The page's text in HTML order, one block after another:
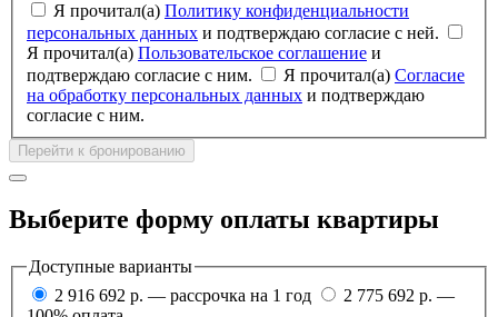
Я прочитал(а) Политику конфиденциальности
персональных данных и подтверждаю согласие с ней.
Я прочитал(а) Пользовательское соглашение
подтверждаю согласие с ним.
Я прочитал(а) Согласие
на обработку персональных данных
согласие с ним.
Перейти к бронированию
Выберите форму оплаты квартиры
Доступные варианты
2 916 692 р. — рассрочка на 1 год
2 775 692 р. —